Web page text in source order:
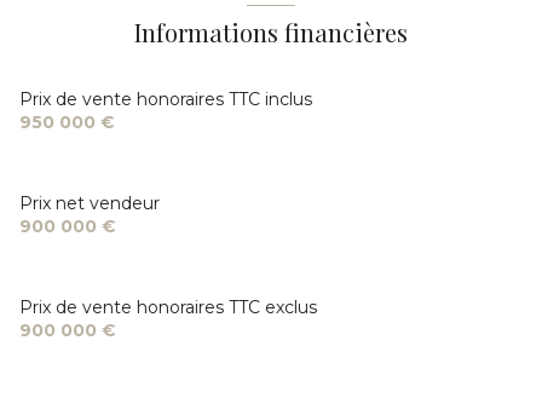
Informations financières
Prix de vente honoraires TTC inclus
950 000 €
Prix net vendeur
900 000 €
Prix de vente honoraires TTC exclus
900 000 €